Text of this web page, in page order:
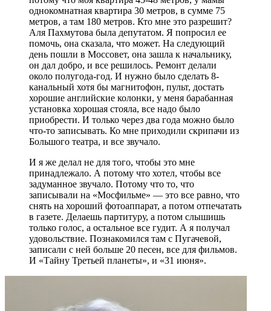
однокомнатная квартира 30 метров, в сумме 75
метров, а там 180 метров. Кто мне это разрешит?
Аля Пахмутова была депутатом. Я попросил ее
помочь, она сказала, что может. На следующий
день пошли в Моссовет, она зашла к начальнику,
он дал добро, и все решилось. Ремонт делали
около полугода-год. И нужно было сделать 8-
канальный хотя бы магнитофон, пульт, достать
хорошие английские колонки, у меня барабанная
установка хорошая стояла, все надо было
приобрести. И только через два года можно было
что-то записывать. Ко мне приходили скрипачи из
Большого театра, и все звучало.
И я же делал не для того, чтобы это мне
принадлежало. А потому что хотел, чтобы все
задуманное звучало. Потому что то, что
записывали на «Мосфильме» — это все равно, что
снять на хороший фотоаппарат, а потом отпечатать
в газете. Делаешь партитуру, а потом слышишь
только голос, а остальное все гудит. А я получал
удовольствие. Познакомился там с Пугачевой,
записали с ней больше 20 песен, все для фильмов.
И «Тайну Третьей планеты», и «31 июня».